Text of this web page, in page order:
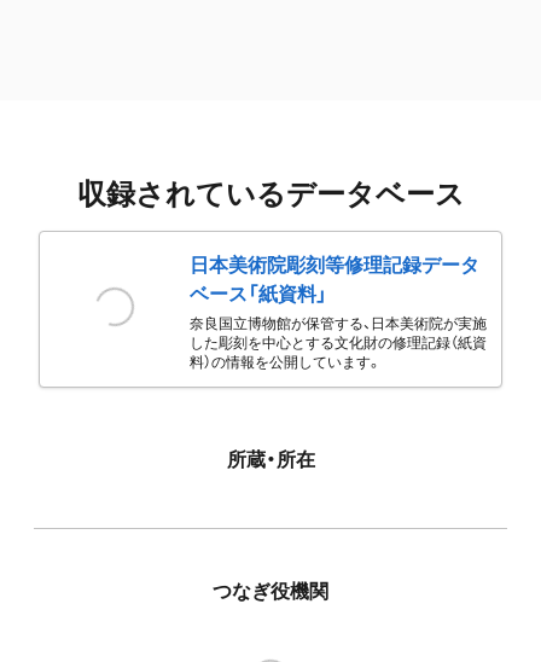
収録されているデータベース
日本美術院彫刻等修理記録データ
ベース「紙資料」
奈良国立博物館が保管する、日本美術院が実施
した彫刻を中心とする文化財の修理記録（紙資
料）の情報を公開しています。
所蔵・所在
つなぎ役機関